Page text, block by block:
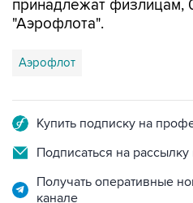
Аэрофлот
Подписаться на рассылку
Получать оперативные